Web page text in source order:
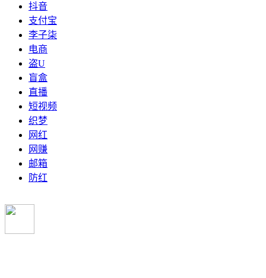
抖音
支付宝
李子柒
电商
盗U
盲盒
直播
短视频
织梦
网红
网赚
邮箱
防红